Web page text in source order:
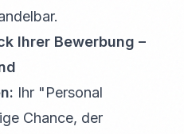
Ihrer Bewerbung –
Ihr "Personal
Chance, der